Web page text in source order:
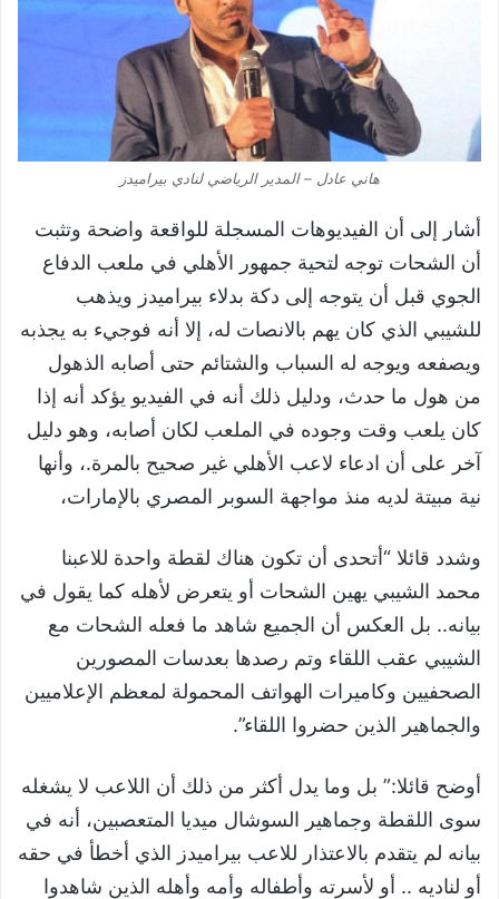
هاني عادل – المدير الرياضي لنادي بيراميدز
أشار إلى أن الفيديوهات المسجلة للواقعة واضحة وتثبت
أن الشحات توجه لتحية جمهور الأهلي في ملعب الدفاع
الجوي قبل أن يتوجه إلى دكة بدلاء بيراميدز ويذهب
للشيبي الذي كان يهم بالانصات له، إلا أنه فوجيء به يجذبه
ويصفعه ويوجه له السباب والشتائم حتى أصابه الذهول
من هول ما حدث، ودليل ذلك أنه في الفيديو يؤكد أنه إذا
كان يلعب وقت وجوده في الملعب لكان أصابه، وهو دليل
آخر على أن ادعاء لاعب الأهلي غير صحيح بالمرة.، وأنها
نية مبيتة لديه منذ مواجهة السوبر المصري بالإمارات،
وشدد قائلا “أتحدى أن تكون هناك لقطة واحدة للاعبنا
محمد الشيبي يهين الشحات أو يتعرض لأهله كما يقول في
بيانه.. بل العكس أن الجميع شاهد ما فعله الشحات مع
الشيبي عقب اللقاء وتم رصدها بعدسات المصورين
الصحفيين وكاميرات الهواتف المحمولة لمعظم الإعلاميين
والجماهير الذين حضروا اللقاء”.
أوضح قائلا:” بل وما يدل أكثر من ذلك أن اللاعب لا يشغله
سوى اللقطة وجماهير السوشال ميديا المتعصبين، أنه في
بيانه لم يتقدم بالاعتذار للاعب بيراميدز الذي أخطأ في حقه
أو لناديه .. أو لأسرته وأطفاله وأمه وأهله الذين شاهدوا